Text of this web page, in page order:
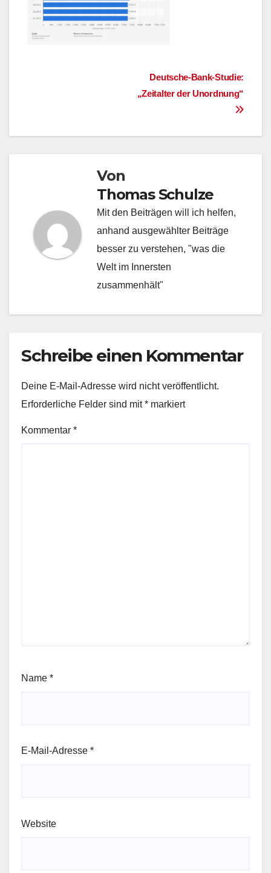
Beitragsnavigation
Deutsche-Bank-Studie:
„Zeitalter der Unordnung“
Von
Thomas Schulze
Mit den Beiträgen will ich helfen,
anhand ausgewählter Beiträge
besser zu verstehen, "was die
Welt im Innersten
zusammenhält"
Schreibe einen Kommentar
Deine E-Mail-Adresse wird nicht veröffentlicht.
Erforderliche Felder sind mit* markiert
Kommentar *
Name *
E-Mail-Adresse *
Website